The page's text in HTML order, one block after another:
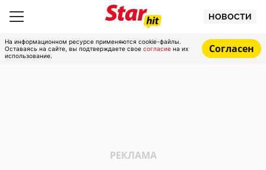
НОВОСТИ
На информационном ресурсе применяются cookie-файлы.
Оставаясь на сайте, вы подтверждаете свое согласие на их
использование.
Согласен